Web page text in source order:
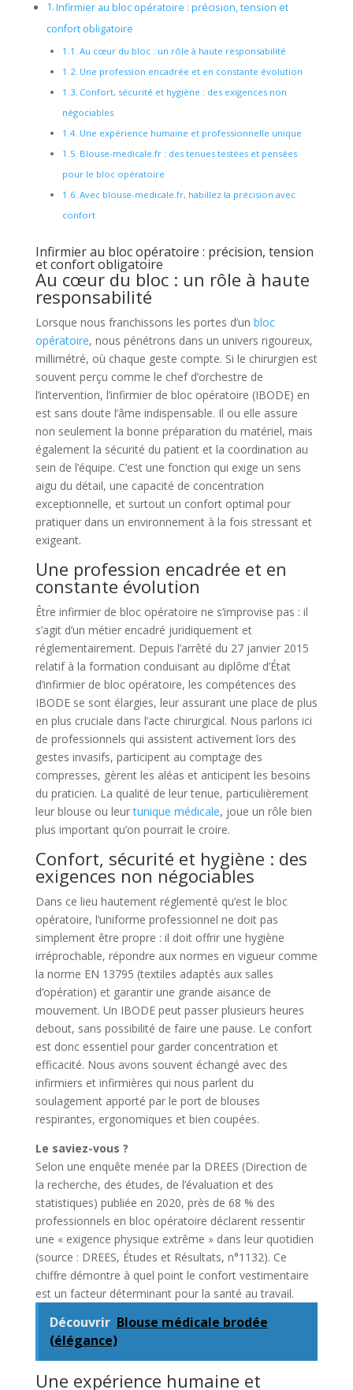
Infirmier au bloc opératoire : précision, tension et
confort obligatoire
Au cœur du bloc : un rôle à haute responsabilité
Une profession encadrée et en constante évolution
Confort, sécurité et hygiène : des exigences non
négociables
Une expérience humaine et professionnelle unique
Blouse-medicale.fr : des tenues testées et pensées
pour le bloc opératoire
Avec blouse-medicale.fr, habillez la précision avec
confort
Infirmier au bloc opératoire : précision, tension
et confort obligatoire
Au cœur du bloc : un rôle à haute
responsabilité
Lorsque nous franchissons les portes d’un bloc
opératoire, nous pénétrons dans un univers rigoureux,
millimétré, où chaque geste compte. Si le chirurgien est
souvent perçu comme le chef d’orchestre de
l’intervention, l’infirmier de bloc opératoire (IBODE) en
est sans doute l’âme indispensable. Il ou elle assure
non seulement la bonne préparation du matériel, mais
également la sécurité du patient et la coordination au
sein de l’équipe. C’est une fonction qui exige un sens
aigu du détail, une capacité de concentration
exceptionnelle, et surtout un confort optimal pour
pratiquer dans un environnement à la fois stressant et
exigeant.
Une profession encadrée et en
constante évolution
Être infirmier de bloc opératoire ne s’improvise pas : il
s’agit d’un métier encadré juridiquement et
réglementairement. Depuis l’arrêté du 27 janvier 2015
relatif à la formation conduisant au diplôme d’État
d’infirmier de bloc opératoire, les compétences des
IBODE se sont élargies, leur assurant une place de plus
en plus cruciale dans l’acte chirurgical. Nous parlons ici
de professionnels qui assistent activement lors des
gestes invasifs, participent au comptage des
compresses, gèrent les aléas et anticipent les besoins
du praticien. La qualité de leur tenue, particulièrement
leur blouse ou leurtunique médicale, joue un rôle bien
plus important qu’on pourrait le croire.
Confort, sécurité et hygiène : des
exigences non négociables
Dans ce lieu hautement réglementé qu’est le bloc
opératoire, l’uniforme professionnel ne doit pas
simplement être propre : il doit offrir une hygiène
irréprochable, répondre aux normes en vigueur comme
la norme EN 13795 (textiles adaptés aux salles
d’opération) et garantir une grande aisance de
mouvement. Un IBODE peut passer plusieurs heures
debout, sans possibilité de faire une pause. Le confort
est donc essentiel pour garder concentration et
efficacité. Nous avons souvent échangé avec des
infirmiers et infirmières qui nous parlent du
soulagement apporté par le port de blouses
respirantes, ergonomiques et bien coupées.
Le saviez-vous ?
Selon une enquête menée par la DREES (Direction de
la recherche, des études, de l’évaluation et des
statistiques) publiée en 2020, près de 68 % des
professionnels en bloc opératoire déclarent ressentir
une « exigence physique extrême » dans leur quotidien
(source : DREES, Études et Résultats, n°1132). Ce
chiffre démontre à quel point le confort vestimentaire
est un facteur déterminant pour la santé au travail.
Découvrir Blouse médicale brodée
(élégance)
Une expérience humaine et